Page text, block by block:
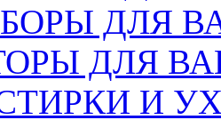
ДЛЯ
ДЛЯ
И